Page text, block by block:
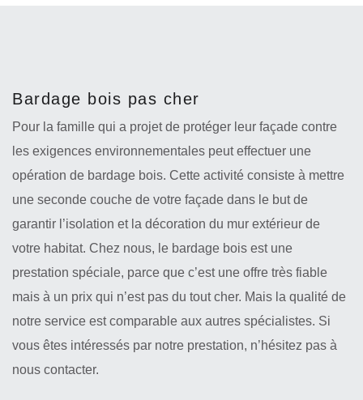
Bardage bois pas cher
Pour la famille qui a projet de protéger leur façade contre
les exigences environnementales peut effectuer une
opération de bardage bois. Cette activité consiste à mettre
une seconde couche de votre façade dans le but de
garantir l’isolation et la décoration du mur extérieur de
votre habitat. Chez nous, le bardage bois est une
prestation spéciale, parce que c’est une offre très fiable
mais à un prix qui n’est pas du tout cher. Mais la qualité de
notre service est comparable aux autres spécialistes. Si
vous êtes intéressés par notre prestation, n’hésitez pas à
nous contacter.